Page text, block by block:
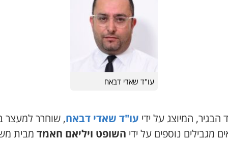
עו"ד שאדי דבאח
הבגיר, המיוצג על ידי עו"ד שאדי דבאח, שוחרר למעצר
מגבילים נוספים על ידי השופט ויליאם חאמד מבית